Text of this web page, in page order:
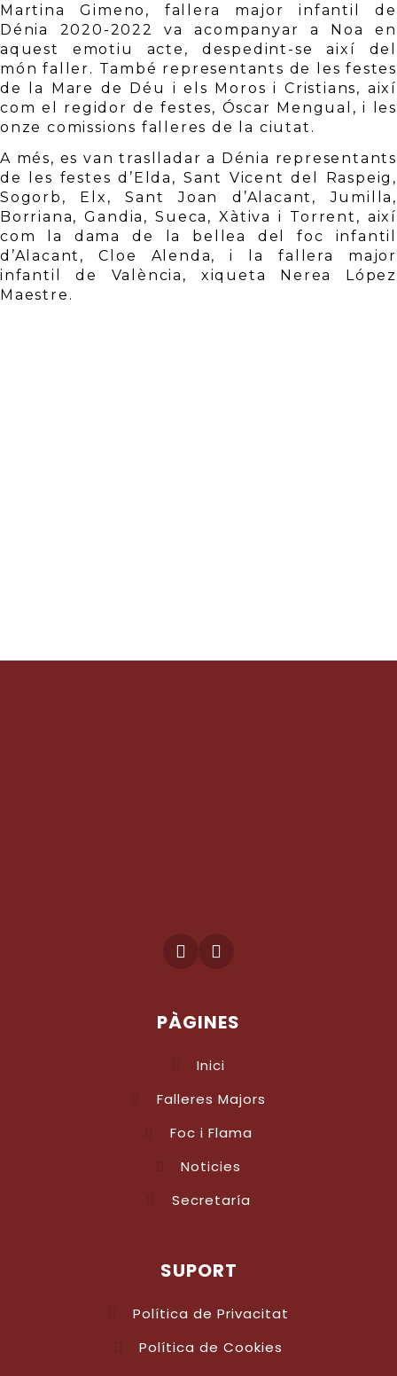
Martina Gimeno, fallera major infantil de
Dénia 2020-2022 va acompanyar a Noa en
aquest emotiu acte, despedint-se així del
món faller. També representants de les festes
de la Mare de Déu i els Moros i Cristians, així
com el regidor de festes, Óscar Mengual, i les
onze comissions falleres de la ciutat.
A més, es van traslladar a Dénia representants
de les festes d’Elda, Sant Vicent del Raspeig,
Sogorb, Elx, Sant Joan d’Alacant, Jumilla,
Borriana, Gandia, Sueca, Xàtiva i Torrent, així
com la dama de la bellea del foc infantil
d’Alacant, Cloe Alenda, i la fallera major
infantil de València, xiqueta Nerea López
Maestre.
PÀGINES
Inici
Falleres Majors
Foc i Flama
Noticies
Secretaría
SUPORT
Política de Privacitat
Política de Cookies